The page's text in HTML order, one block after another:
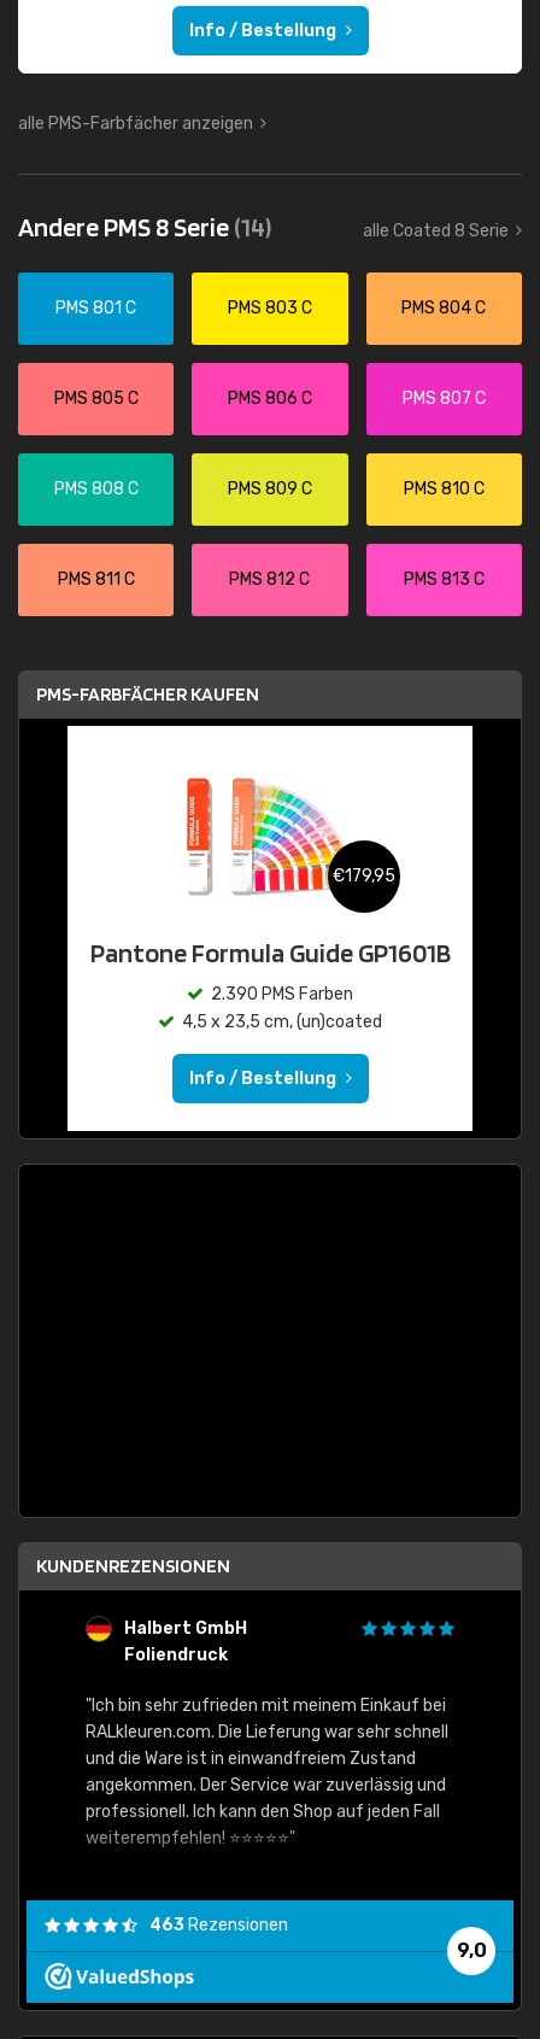
Info / Bestellung
alle PMS-Farbfächer anzeigen
Andere PMS 8 Serie(14) alle Coated 8 Serie
PMS 801 C PMS 803 C PMS 804 C
PMS 805 C PMS 806 C PMS 807 C
PMS 808 C PMS 809 C PMS 810 C
PMS 811 C PMS 812 C PMS 813 C
PMS-FARBFÄCHER KAUFEN
€179,95
Pantone Formula Guide GP1601B
2.390 PMS Farben
4,5 x 23,5 cm, (un)coated
Info / Bestellung
KUNDENREZENSIONEN
Halbert GmbH
Foliendruck
"Ich bin sehr zufrieden mit meinem Einkauf bei
RALkleuren.com. Die Lieferung war sehr schnell
und die Ware ist in einwandfreiem Zustand
angekommen. Der Service war zuverlässig und
professionell. Ich kann den Shop auf jeden Fall
weiterempfehlen! ⭐⭐⭐⭐⭐"
9,0
463 Rezensionen